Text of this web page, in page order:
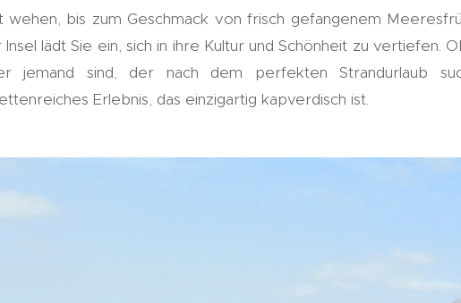
wehen, bis zum Geschmack von frisch gefangenem
Insel lädt Sie ein, sich in ihre Kultur und Schönheit zu vertiefen.
jemand sind, der nach dem perfekten Strandurlaub
Erlebnis, das einzigartig kapverdisch ist.